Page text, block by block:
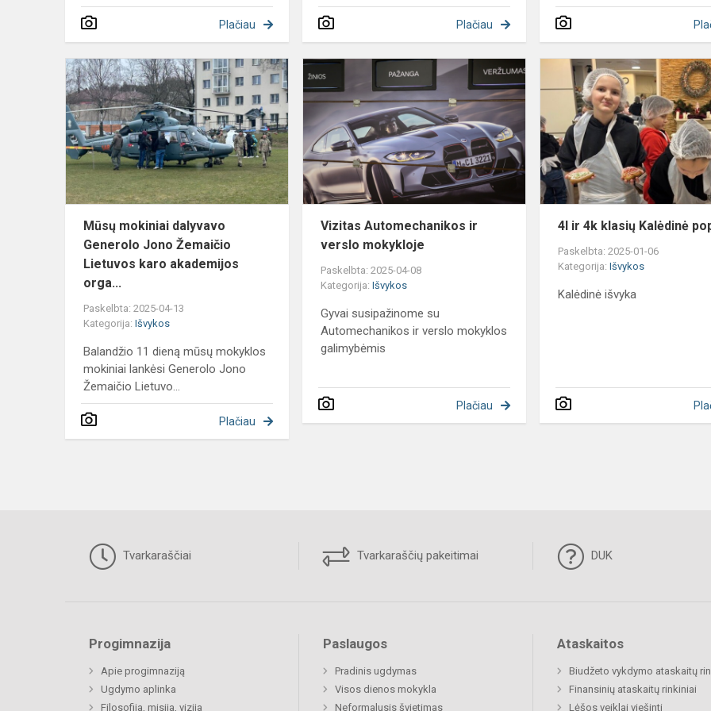
Plačiau Plačiau
Mūsų
mokiniai
dalyvavo
Generolo
Jono
Žemaičio
Lietuvos
karo...
Mūsų mokiniai dalyvavo
Generolo Jono Žemaičio
Lietuvos karo akademijos
orga...
Paskelbta: 2025-04-13
Kategorija: Išvykos
Balandžio 11 dieną mūsų mokyklos
mokiniai lankėsi Generolo Jono
Žemaičio Lietuvo...
Plačiau
Vizitas
Automechanikos
ir
verslo
mokykloje
Vizitas Automechanikos ir
verslo mokykloje
Paskelbta: 2025-04-08
Kategorija:Išvykos
Gyvai susipažinome su
Automechanikos ir verslo mokyklos
galimybėmis
Plačiau
4l ir 4k klasių Kalėdinė
Paskelbta: 2025-01-06
Kategorija:Išvykos
Kalėdinė išvyka
Tvarkaraščiai Tvarkaraščių pakeitimai DUK
Progimnazija
Apie progimnaziją
Ugdymo aplinka
Filosofija, misija, vizija
Paslaugos
Pradinis ugdymas
Visos dienos mokykla
Neformalusis švietimas
Ataskaitos
Biudžeto vykdymo ataskaitų
Finansinių ataskaitų rinkiniai
Lėšos veiklai viešinti